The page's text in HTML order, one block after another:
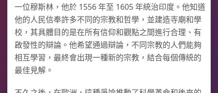
一位穆斯林，他於 1556 年至 1605 年統治印度。他知道
他的人民信奉許多不同的宗教和哲學，並建造寺廟和學
校，其具體目的是在所有信仰和觀點之間進行合理、有
啟發性的辯論。他希望通過辯論，不同宗教的人們能夠
相互學習，最終會出現一種新的宗教，結合每個傳統的
最佳見解。